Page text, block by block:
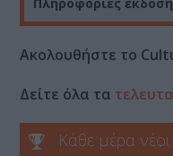
Ακολουθήστε το
Δείτε όλα τα
Κάθε μέρα